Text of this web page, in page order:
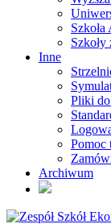
Szkoły
Inne
Pliki
Pomoc
Archiwum